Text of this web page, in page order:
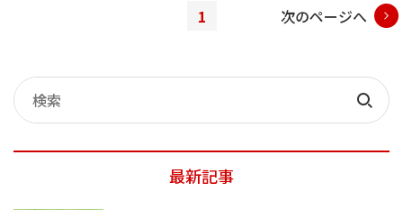
1 次のページへ
事
検
検
最新記事